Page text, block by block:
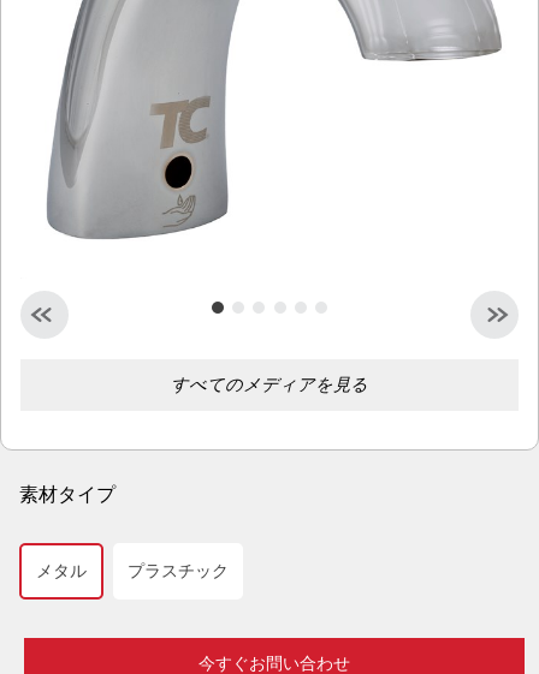
マレーシア
インドネシア
台湾（中国語）
すべてのメディアを見る
素材タイプ
メタル プラスチック
今すぐお問い合わせ